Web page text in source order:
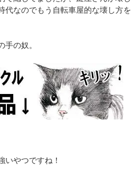
代なのでもう自転車屋的な壊し方を
手の奴。
いやつですね！